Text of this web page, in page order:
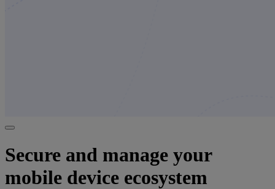
Secure and manage your
mobile device ecosystem